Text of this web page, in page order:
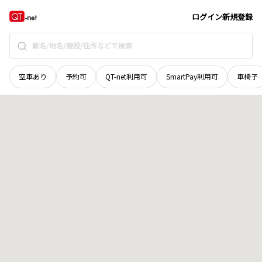
ログイン新規登録
空車あり 予約可 QT-net利用可 SmartPay利用可 車椅子
香川県